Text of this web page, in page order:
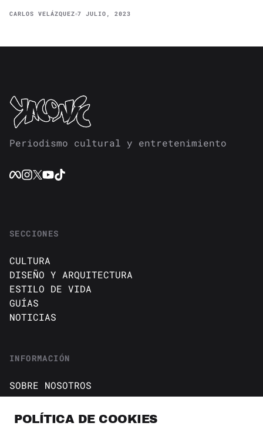
CARLOS VELÁZQUEZ 7 JULIO, 2023
Periodismo cultural y entretenimiento
SECCIONES
CULTURA
DISEÑO Y ARQUITECTURA
ESTILO DE VIDA
GUÍAS
NOTICIAS
INFORMACIÓN
SOBRE NOSOTROS
CONTACTO
Política de cookies
POLÍTICA DE COOKIES